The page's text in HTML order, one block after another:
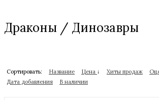
Драконы / Динозавры
Сортировать: Название Цена ↓ Хиты продаж
Дата добавления
В наличии